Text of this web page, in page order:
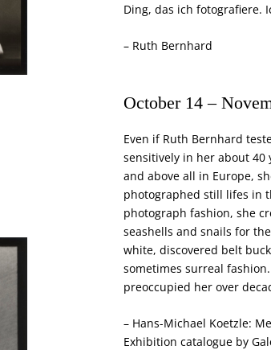
Ding, das ich fotografiere.
– Ruth Bernhard
October 14 –
Even if Ruth Bernhard
sensitively in her about 40
and above all in Europe,
photographed still lifes in
photograph fashion, she
seashells and snails for
white, discovered belt
sometimes surreal
preoccupied her over
– Hans-Michael Koetzle:
Exhibition catalogue by